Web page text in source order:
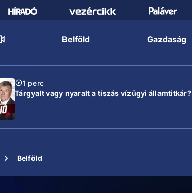
Belföld Gazdaság
1 perc
Tárgyalt vagy nyaralt a tiszás vízügyi államtitkár?
Belföld